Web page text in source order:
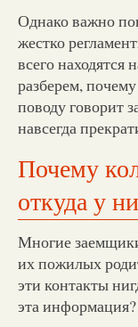
Однако важно
жестко
всего находятся
разберем,
поводу говорит
навсегда
Почему
откуда у
Многие
их пожилых
эти контакты
эта информация?